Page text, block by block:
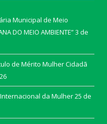
Municipal de Meio
DO MEIO AMBIENTE”3 de
de Mérito Mulher Cidadã
da Mulher25 de